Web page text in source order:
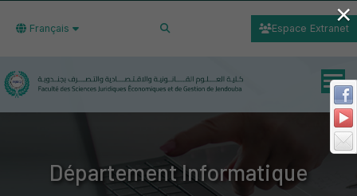
Français Espace Extranet
Département Informatique
×